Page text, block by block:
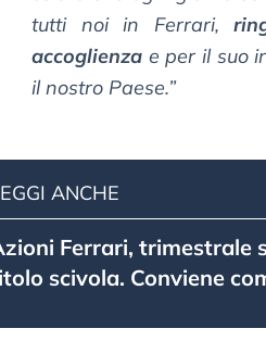
tutti noi in Ferrari,
accoglienza e per il suo
il nostro Paese.”
ANCHE
Ferrari, trimestrale
scivola. Conviene